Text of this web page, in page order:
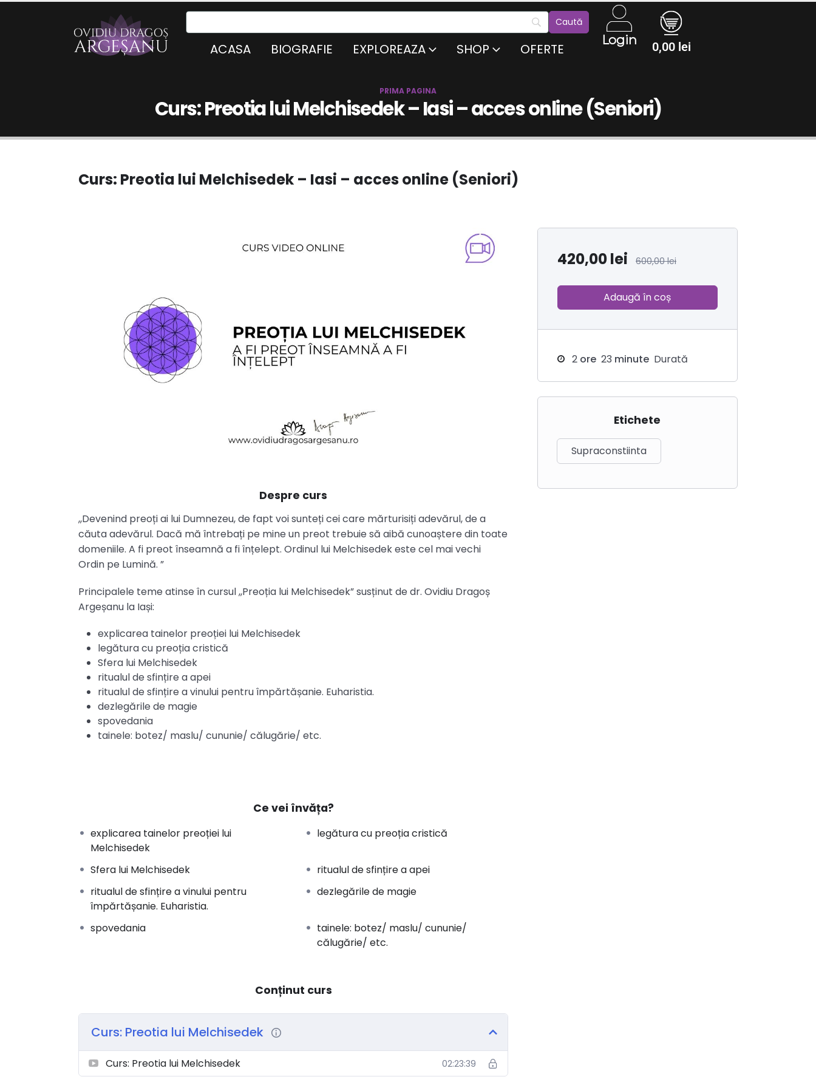
ACASA BIOGRAFIE EXPLOREAZA SHOP OFERTE
Login 0,00 lei
PRIMA PAGINA
Curs: Preotia lui Melchisedek – Iasi – acces online (Seniori)
Curs: Preotia lui Melchisedek – Iasi – acces online (Seniori)
Despre curs
,,Devenind preoți ai lui Dumnezeu, de fapt voi sunteți cei care mărturisiți adevărul, de a
căuta adevărul. Dacă mă întrebați pe mine un preot trebuie să aibă cunoaștere din toate
domeniile. A fi preot înseamnă a fi înțelept. Ordinul lui Melchisedek este cel mai vechi
Ordin pe Lumină. ”
Principalele teme atinse în cursul ,,Preoția lui Melchisedek” susținut de dr. Ovidiu Dragoș
Argeșanu la Iași:
explicarea tainelor preoției lui Melchisedek
legătura cu preoția cristică
Sfera lui Melchisedek
ritualul de sfințire a apei
ritualul de sfințire a vinului pentru împărtășanie. Euharistia.
dezlegările de magie
spovedania
tainele: botez/ maslu/ cununie/ călugărie/ etc.
Ce vei învăța?
explicarea tainelor preoției lui
Melchisedek
legătura cu preoția cristică
Sfera lui Melchisedek
ritualul de sfințire a apei
ritualul de sfințire a vinului pentru
împărtășanie. Euharistia.
dezlegările de magie
spovedania
tainele: botez/ maslu/ cununie/
călugărie/ etc.
Conținut curs
Curs: Preotia lui Melchisedek
Curs: Preotia lui Melchisedek 02:23:39
420,00lei 600,00lei
Adaugă în coș
2 ore 23 minute Durată
Etichete
Supraconstiinta